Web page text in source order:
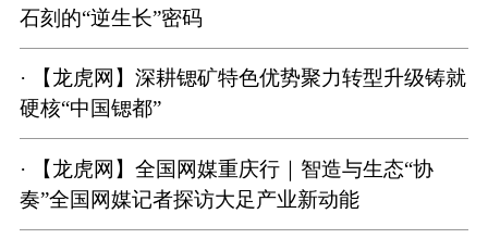
石刻的“逆生长”密码
· 【龙虎网】深耕锶矿特色优势聚力转型升级铸就
硬核“中国锶都”
· 【龙虎网】全国网媒重庆行｜智造与生态“协
奏”全国网媒记者探访大足产业新动能